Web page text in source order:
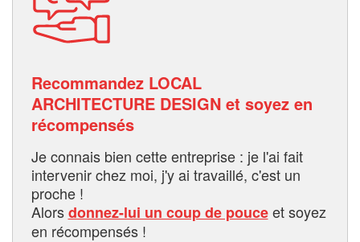
Recommandez LOCAL
ARCHITECTURE DESIGN et soyez en
récompensés
Je connais bien cette entreprise : je l'ai fait
intervenir chez moi, j'y ai travaillé, c'est un
proche !
Alorsdonnez-lui un coup de pouceet soyez
en récompensés !